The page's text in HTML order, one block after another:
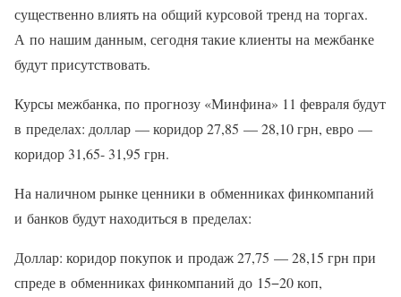
существенно влиять на общий курсовой тренд на торгах.
А по нашим данным, сегодня такие клиенты на межбанке
будут присутствовать.
Курсы межбанка, по прогнозу «Минфина» 11 февраля будут
в пределах: доллар — коридор 27,85 — 28,10 грн, евро —
коридор 31,65- 31,95 грн.
На наличном рынке ценники в обменниках финкомпаний
и банков будут находиться в пределах:
Доллар: коридор покупок и продаж 27,75 — 28,15 грн при
спреде в обменниках финкомпаний до 15−20 коп,